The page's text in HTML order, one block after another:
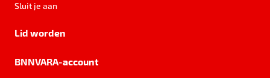
Sluit je aan
Lid worden
BNNVARA-account